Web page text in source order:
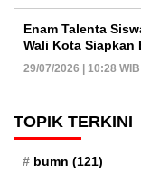
Enam Talenta
Wali Kota Siapkan
29/07/2026 | 10:28 WIB
TOPIK TERKINI
bumn (121)